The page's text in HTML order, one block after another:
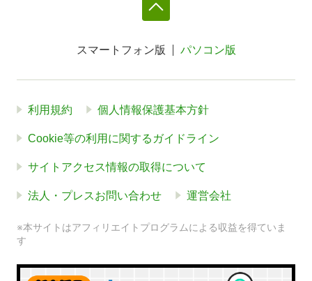
スマートフォン版 パソコン版
利用規約 個人情報保護基本方針
Cookie等の利用に関するガイドライン
サイトアクセス情報の取得について
法人・プレスお問い合わせ 運営会社
※本サイトはアフィリエイトプログラムによる収益を得ていま
す